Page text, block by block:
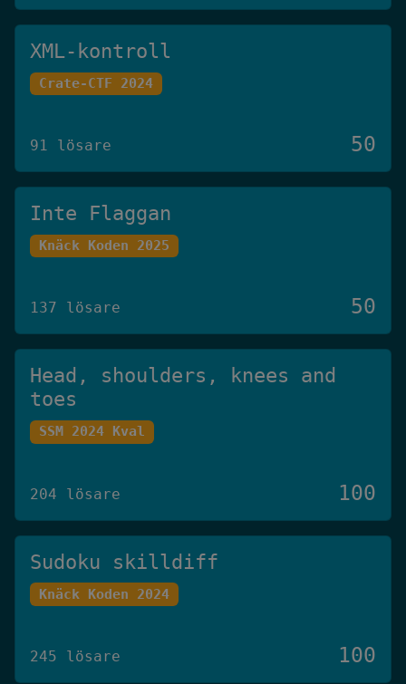
XML-kontroll
Crate-CTF 2024
91 lösare 50
Inte Flaggan
Knäck Koden 2025
137 lösare 50
Head, shoulders, knees and
toes
SSM 2024 Kval
204 lösare 100
Sudoku skilldiff
Knäck Koden 2024
245 lösare 100